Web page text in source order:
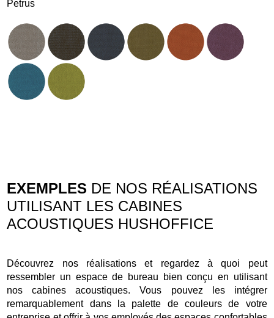
Petrus
EXEMPLES DE NOS RÉALISATIONS
UTILISANT LES CABINES
ACOUSTIQUES HUSHOFFICE
Découvrez nos réalisations et regardez à quoi peut
ressembler un espace de bureau bien conçu en utilisant
nos cabines acoustiques. Vous pouvez les intégrer
remarquablement dans la palette de couleurs de votre